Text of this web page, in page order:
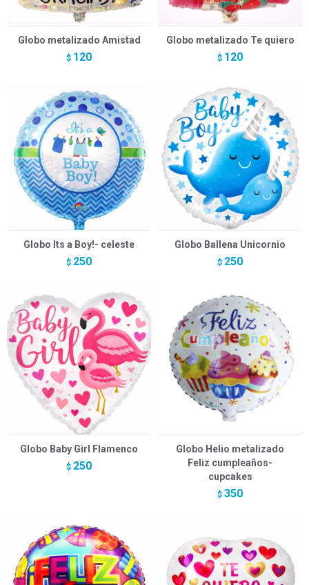
Globo metalizado Amistad
$ 120
Globo metalizado Te quiero
$ 120
Globo Its a Boy!- celeste
$ 250
Globo Ballena Unicornio
$ 250
Globo Baby Girl Flamenco
$ 250
Globo Helio metalizado
Feliz cumpleaños-
cupcakes
$ 350